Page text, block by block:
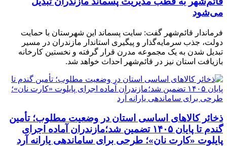
می‌شود
فرماندار قائم‌شهر گفت: سایت پسماند این شهرستان با حمایت
دولت، جذب سرمایه‌گذار و پیگیری استاندار مازندران در مسیر
تبدیل شدن به یک مجموعه مدرن قرار گرفته و نخستین کارخانه
بازیافت استان نیز در قائم‌شهر احداث خواهد شد.
ذخائر کالاهای اساسی استان در وضعیت مطلوب؛ تأمین
گندم تا پایان ۱۴۰۵ تضمین شد؛مازندران آماده اجرای
پایلوت «کارت نان»؛ طرحی برای ساماندهی یارانه آرد